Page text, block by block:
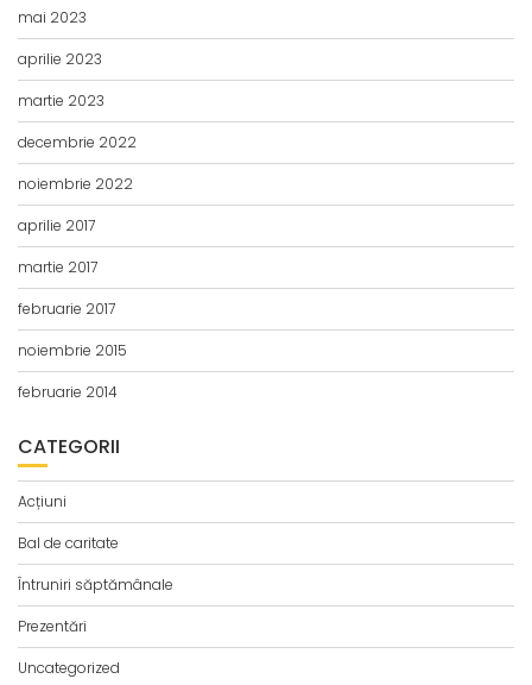
mai 2023
aprilie 2023
martie 2023
decembrie 2022
noiembrie 2022
aprilie 2017
martie 2017
februarie 2017
noiembrie 2015
februarie 2014
CATEGORII
Acțiuni
Bal de caritate
Întruniri săptămânale
Prezentări
Uncategorized